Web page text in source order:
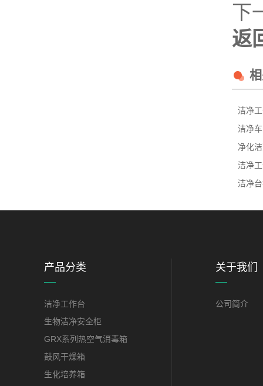
下
返
洁净
洁净
净化
洁净
洁净
产品分类
洁净工作台
生物洁净安全柜
GRX系列热空气消毒箱
鼓风干燥箱
生化培养箱
关于我们
公司简介